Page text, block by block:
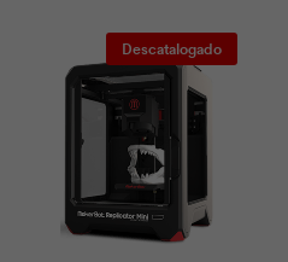
Descatalogado